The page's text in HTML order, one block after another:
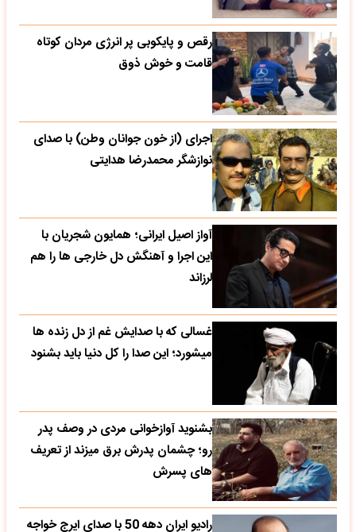
رقص و پایکوبی پر انرژی مردان کوتاه
قامت و خوش ذوق
اجرای (از خون جوانان وطن) با صدای
نوازشگر محمدرضا هدایتی
آواز اصیل ایرانی؛ همایون شجریان با
این اجرا و آهنگش دل خارجی ها را هم
لرزاند
غسالی که با صدایش غم از دل زنده ها
میشورد؛ این صدا را کل دنیا باید بشنود
بشنوید آوازخوانی مردی در وصف پدر
رو؛ چشمان پدرش برق میزند از تعریف
های پسرش
رادیو ایران دهه 50 با صدای ایرج خواجه